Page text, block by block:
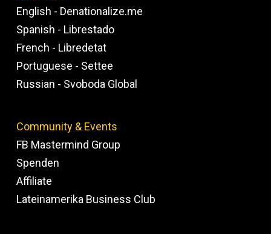
English - Denationalize.me
Spanish - Librestado
French - Libredetat
Portuguese - Settee
Russian - Svoboda Global
Community & Events
FB Mastermind Group
Spenden
Affiliate
Lateinamerika Business Club